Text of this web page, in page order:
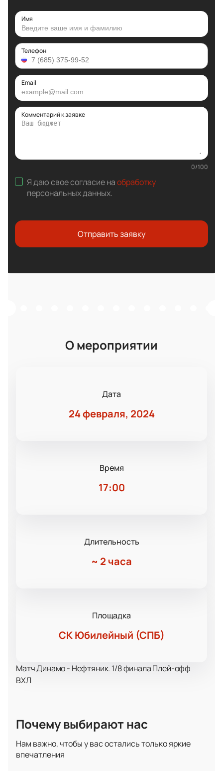
Имя
Телефон
Email
Комментарий к заявке
0/100
Я даю свое согласие наобработку
персональных данных.
Отправить заявку
О мероприятии
Дата
24 февраля, 2024
Время
17:00
Длительность
~ 2 часа
Площадка
СК Юбилейный (СПБ)
Матч Динамо - Нефтяник. 1/8 финала Плей-офф
ВХЛ
Почему выбирают нас
Нам важно, чтобы у вас остались только яркие
впечатления